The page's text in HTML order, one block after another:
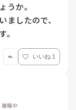
うか。
ましたので、
いいね 1
職中